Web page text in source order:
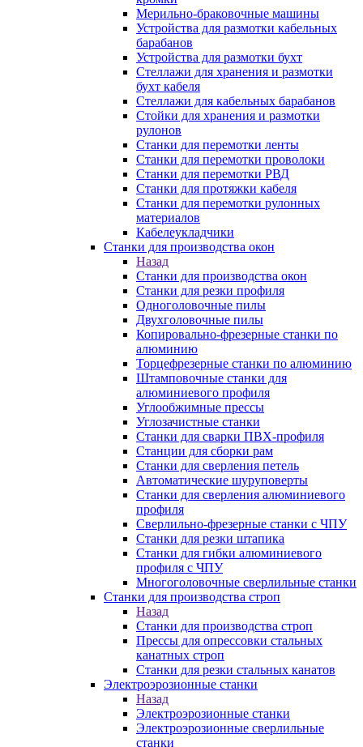
Мерильно-браковочные машины
Устройства для размотки кабельных
барабанов
Устройства для размотки бухт
Стеллажи для хранения и размотки
бухт кабеля
Стеллажи для кабельных барабанов
Стойки для хранения и размотки
рулонов
Станки для перемотки ленты
Станки для перемотки проволоки
Станки для перемотки РВД
Станки для протяжки кабеля
Станки для перемотки рулонных
материалов
Кабелеукладчики
Станки для производства окон
Назад
Станки для производства окон
Станки для резки профиля
Одноголовочные пилы
Двухголовочные пилы
Копировально-фрезерные станки по
алюминию
Торцефрезерные станки по алюминию
Штамповочные станки для
алюминиевого профиля
Углообжимные прессы
Углозачистные станки
Станки для сварки ПВХ-профиля
Станции для сборки рам
Станки для сверления петель
Автоматические шуруповерты
Станки для сверления алюминиевого
профиля
Сверлильно-фрезерные станки с ЧПУ
Станки для резки штапика
Станки для гибки алюминиевого
профиля с ЧПУ
Многоголовочные сверлильные станки
Станки для производства строп
Назад
Станки для производства строп
Прессы для опрессовки стальных
канатных строп
Станки для резки стальных канатов
Электроэрозионные станки
Назад
Электроэрозионные станки
Электроэрозионные сверлильные
станки